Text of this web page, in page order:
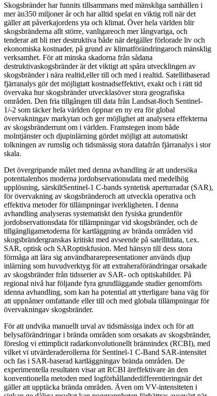
Skogsbränder har funnits tillsammans med mänskliga samhällen i
mer än350 miljoner år och har alltid spelat en viktig roll när det
gäller att påverkajordens yta och klimat. Över hela världen blir
skogsbränderna allt större, vanligareoch mer långvariga, och
tenderar att bli mer destruktiva både när detgäller förlorade liv och
ekonomiska kostnader, på grund av klimatförändringaroch mänsklig
verksamhet. För att minska skadorna från sådana
destruktivaskogsbränder är det viktigt att spåra utvecklingen av
skogsbränder i nära realtid,eller till och med i realtid. Satellitbaserad
fjärranalys gör det möjligtatt kostnadseffektivt, exakt och i rätt tid
övervaka hur skogsbränder utvecklasöver stora geografiska
områden. Den fria tillgången till data från Landsat-8och Sentinel-
1/-2 som täcker hela världen öppnar en ny era för global
övervakningav markytan och ger möjlighet att analysera effekterna
av skogsbränderrunt om i världen. Framstegen inom både
molntjänster och djupinlärning gördet möjligt att automatiskt
tolkningen av rumslig och tidsmässig stora datafrån fjärranalys i stor
skala.
Det övergripande målet med denna avhandling är att undersöka
potentialenhos moderna jordobservationsdata med medelhög
upplösning, särskiltSentinel-1 C-bands syntetisk aperturradar (SAR),
för övervakning av skogsbränderoch att utveckla operativa och
effektiva metoder för tillämpningar iverkligheten. I denna
avhandling analyseras systematiskt den fysiska grundenför
jordobservationsdata för tillämpningar vid skogsbränder, och de
tillgängligametoderna för kartläggning av brända områden vid
skogsbrändergranskas kritiskt med avseende på satellitdata, t.ex.
SAR, optisk och SARoptiskfusion. Med hänsyn till dess stora
förmåga att lära sig användbararepresentationer används djup
inlärning som huvudverktyg för att extraheraförändringar orsakade
av skogsbränder från tidsserier av SAR- och optiskabilder. På
regional nivå har följande fyra grundläggande studier genomförts
idenna avhandling, som kan ha potential att ytterligare bana väg för
att uppnåmer omfattande eller till och med globala tillämpningar för
övervakningav skogsbränder.
För att undvika manuellt urval av tidsmässiga index och för att
belysaförändringar i brända områden som orsakats av skogsbränder,
föreslog vi ettimplicit radarkonvolutionellt brännindex (RCBI), med
vilket vi utvärderaderollerna för Sentinel-1 C-Band SAR-intensitet
och fas i SAR-baserad kartläggningav brända områden. De
experimentella resultaten visar att RCBI äreffektivare än den
konventionella metoden med logförhållandedifferentieringnär det
gäller att upptäcka brända områden. Även om VV-intensiteten i